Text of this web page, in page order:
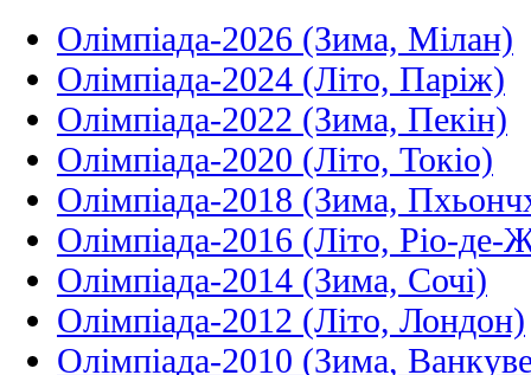
Олімпіада-2026 (Зима, Мілан)
Олімпіада-2024 (Літо, Паріж)
Олімпіада-2022 (Зима, Пекін)
Олімпіада-2020 (Літо, Токіо)
Олімпіада-2018 (Зима,
Олімпіада-2016 (Літо, Ріо-де-
Олімпіада-2014 (Зима, Сочі)
Олімпіада-2012 (Літо, Лондон)
Олімпіада-2010 (Зима,